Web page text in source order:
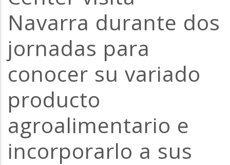
Navarra durante dos
jornadas para
conocer su variado
producto
agroalimentario e
incorporarlo a sus